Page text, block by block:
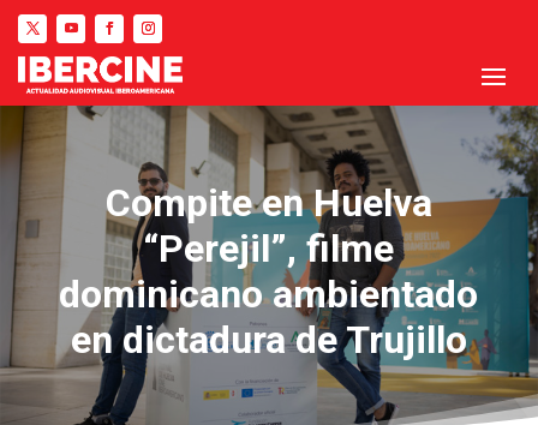
Compite en Huelva
“Perejil”, filme
dominicano ambientado
en dictadura de Trujillo